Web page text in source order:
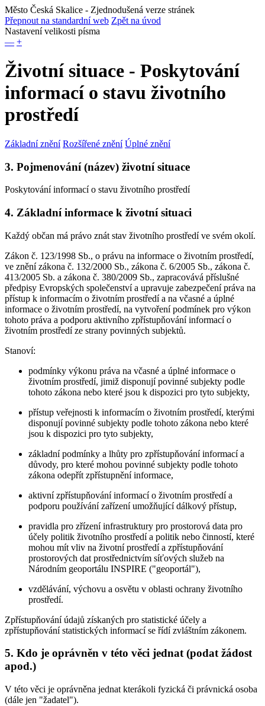
Město Česká Skalice - Zjednodušená verze stránek
Přepnout na standardní web Zpět na úvod
Nastavení velikosti písma
— +
Životní situace - Poskytování
informací o stavu životního
prostředí
Základní znění Rozšířené znění Úplné znění
3. Pojmenování (název) životní situace
Poskytování informací o stavu životního prostředí
4. Základní informace k životní situaci
Každý občan má právo znát stav životního prostředí ve svém okolí.
Zákon č. 123/1998 Sb., o právu na informace o životním prostředí,
ve znění zákona č. 132/2000 Sb., zákona č. 6/2005 Sb., zákona č.
413/2005 Sb. a zákona č. 380/2009 Sb., zapracovává příslušné
předpisy Evropských společenství a upravuje zabezpečení práva na
přístup k informacím o životním prostředí a na včasné a úplné
informace o životním prostředí, na vytvoření podmínek pro výkon
tohoto práva a podporu aktivního zpřístupňování informací o
životním prostředí ze strany povinných subjektů.
Stanoví:
podmínky výkonu práva na včasné a úplné informace o
životním prostředí, jimiž disponují povinné subjekty podle
tohoto zákona nebo které jsou k dispozici pro tyto subjekty,
přístup veřejnosti k informacím o životním prostředí, kterými
disponují povinné subjekty podle tohoto zákona nebo které
jsou k dispozici pro tyto subjekty,
základní podmínky a lhůty pro zpřístupňování informací a
důvody, pro které mohou povinné subjekty podle tohoto
zákona odepřít zpřístupnění informace,
aktivní zpřístupňování informací o životním prostředí a
podporu používání zařízení umožňující dálkový přístup,
pravidla pro zřízení infrastruktury pro prostorová data pro
účely politik životního prostředí a politik nebo činností, které
mohou mít vliv na životní prostředí a zpřístupňování
prostorových dat prostřednictvím síťových služeb na
Národním geoportálu INSPIRE ("geoportál"),
vzdělávání, výchovu a osvětu v oblasti ochrany životního
prostředí.
Zpřístupňování údajů získaných pro statistické účely a
zpřístupňování statistických informací se řídí zvláštním zákonem.
5. Kdo je oprávněn v této věci jednat (podat žádost
apod.)
V této věci je oprávněna jednat kterákoli fyzická či právnická osoba
(dále jen "žadatel").